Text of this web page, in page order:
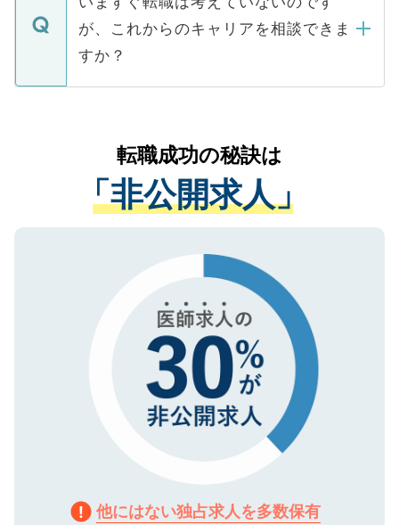
に、医療機関が求める条件に合った人材の
みを人材紹介会社に依頼するケースが増え
ています。
ますので、ご安心ください。
などで収集したご登録者様の個人情報は、
ご本人のキャリアアップおよび転職活動の
支援を目的に使用いたします。お預かりし
ているすべての個人データはご本人の許可
は、個人情報の取り扱いについての厳密な
管理基準を満たした事業者のみに付与され
る、プライバシーマークを取得済みです。
ご登録いただいた個人情報は、SSL（デー
で、機密保持に関してもご安心ください。
が、これからのキャリアを相談できま
すか？
かがいして、現在の医療機関の状況や紹介
経験をまじえながら、適切なアドバイスを
させていただきます。すぐにご転職をされ
ない方には、長期的なサポートが可能です
ので、まずはご登録ください。
転職成功の秘訣は
「非公開求人」
他にはない独占求人を多数保有